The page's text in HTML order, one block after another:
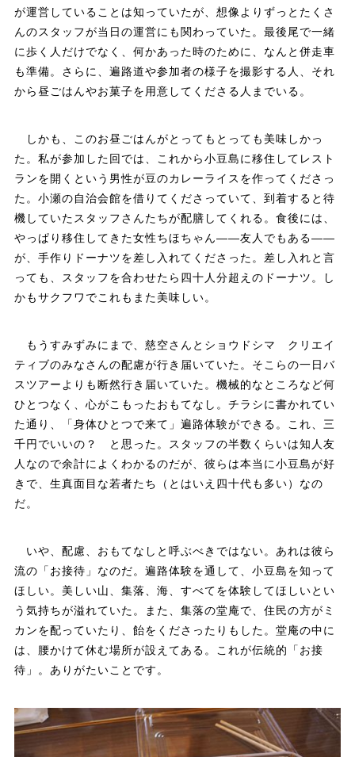
が運営していることは知っていたが、想像よりずっとたくさ
んのスタッフが当日の運営にも関わっていた。最後尾で一緒
に歩く人だけでなく、何かあった時のために、なんと併走車
も準備。さらに、遍路道や参加者の様子を撮影する人、それ
から昼ごはんやお菓子を用意してくださる人までいる。
しかも、このお昼ごはんがとってもとっても美味しかっ
た。私が参加した回では、これから小豆島に移住してレスト
ランを開くという男性が豆のカレーライスを作ってくださっ
た。小瀬の自治会館を借りてくださっていて、到着すると待
機していたスタッフさんたちが配膳してくれる。食後には、
やっぱり移住してきた女性ちほちゃん――友人でもある――
が、手作りドーナツを差し入れてくださった。差し入れと言
っても、スタッフを合わせたら四十人分超えのドーナツ。し
かもサクフワでこれもまた美味しい。
もうすみずみにまで、慈空さんとショウドシマ クリエイ
ティブのみなさんの配慮が行き届いていた。そこらの一日バ
スツアーよりも断然行き届いていた。機械的なところなど何
ひとつなく、心がこもったおもてなし。チラシに書かれてい
た通り、「身体ひとつで来て」遍路体験ができる。これ、三
千円でいいの？ と思った。スタッフの半数くらいは知人友
人なので余計によくわかるのだが、彼らは本当に小豆島が好
きで、生真面目な若者たち（とはいえ四十代も多い）なの
だ。
いや、配慮、おもてなしと呼ぶべきではない。あれは彼ら
流の「お接待」なのだ。遍路体験を通して、小豆島を知って
ほしい。美しい山、集落、海、すべてを体験してほしいとい
う気持ちが溢れていた。また、集落の堂庵で、住民の方がミ
カンを配っていたり、飴をくださったりもした。堂庵の中に
は、腰かけて休む場所が設えてある。これが伝統的「お接
待」。ありがたいことです。